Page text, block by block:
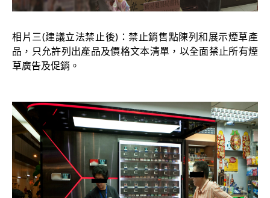
相片三(建議立法禁止後)：禁止銷售點陳列和展示煙草產
品，只允許列出產品及價格文本清單，以全面禁止所有煙
草廣告及促銷。